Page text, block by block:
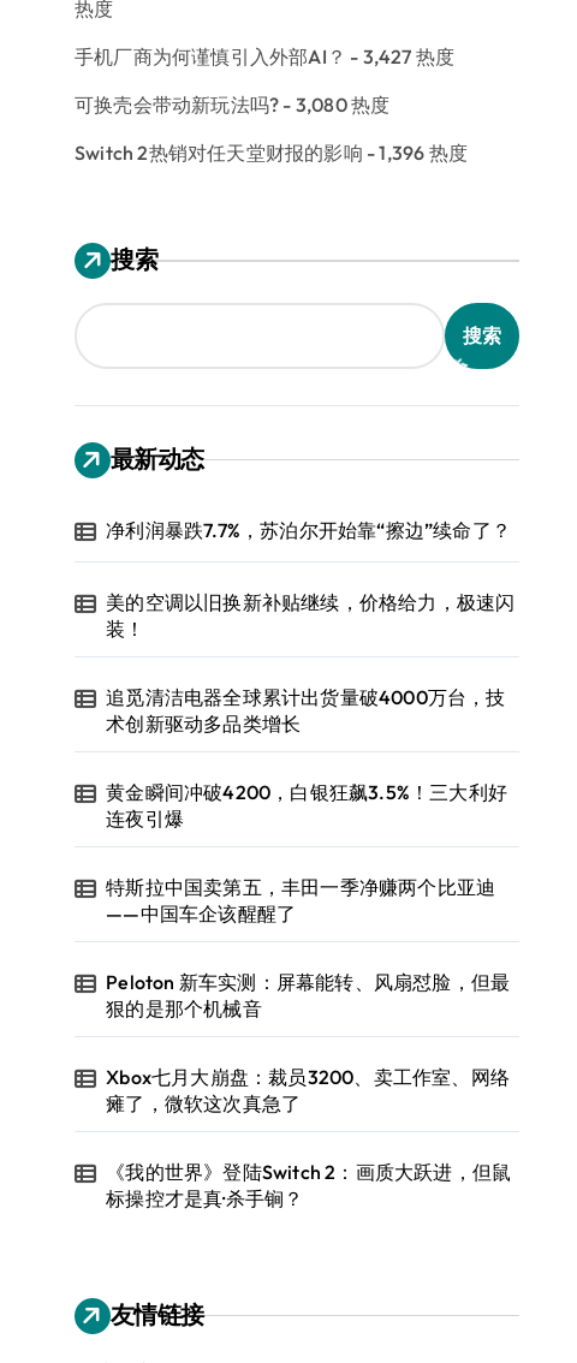
热度
手机厂商为何谨慎引入外部AI？ - 3,427 热度
可换壳会带动新玩法吗? - 3,080 热度
Switch 2热销对任天堂财报的影响 - 1,396 热度
搜索
搜索
最新动态
净利润暴跌7.7%，苏泊尔开始靠“擦边”续命了？
美的空调以旧换新补贴继续，价格给力，极速闪
装！
追觅清洁电器全球累计出货量破4000万台，技
术创新驱动多品类增长
黄金瞬间冲破4200，白银狂飙3.5%！三大利好
连夜引爆
特斯拉中国卖第五，丰田一季净赚两个比亚迪
——中国车企该醒醒了
Peloton 新车实测：屏幕能转、风扇怼脸，但最
狠的是那个机械音
Xbox七月大崩盘：裁员3200、卖工作室、网络
瘫了，微软这次真急了
《我的世界》登陆Switch 2：画质大跃进，但鼠
标操控才是真·杀手锏？
友情链接